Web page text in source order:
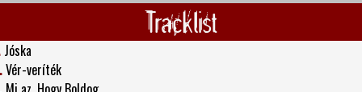
Tracklist
Jóska
Vér-veríték